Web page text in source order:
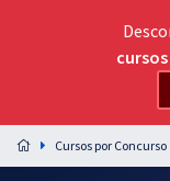
Acesso ilimitado a
Preparação completa
residências em saúde
cursos
Cursos por Concurso